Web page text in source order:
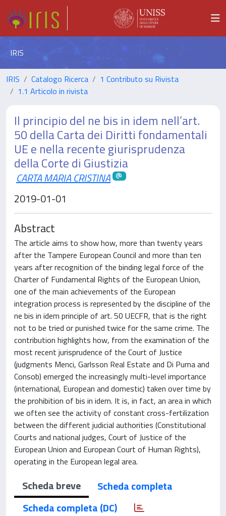
IRIS
IRIS Catalogo Ricerca
1 Contributo su Rivista
1.1 Articolo in rivista
Il principio del ne bis in idem nell’art.
50 della Carta dei Diritti fondamentali
UE e nella recente giurisprudenza
della Corte di Giustizia
CARTA MARIA CRISTINA
2019-01-01
Abstract
The article aims to show how, more than twenty years
after the Tampere European Council and more than ten
years after recognition of the binding legal force of the
Charter of Fundamental Rights of the European Union,
one of the main achievements of the European
integration process is represented by the discipline of the
ne bis in idem principle of art. 50 UECFR, that is the right
not to be tried or punished twice for the same crime. The
contribution highlights how, from the examination of the
most recent jurisprudence of the Court of Justice
(judgments Menci, Garlsson Real Estate and Di Puma and
Consob) emerged the increasingly multi-level importance
(international, European and domestic) taken over time by
the prohibition of bis in idem. It is, in fact, an area in which
we often see the activity of constant cross-fertilization
between the different judicial authorities (Constitutional
Courts and national judges, Court of Justice of the
European Union and European Court of Human Rights),
operating in the European legal area.
Scheda breve
Scheda completa
Scheda completa (DC)